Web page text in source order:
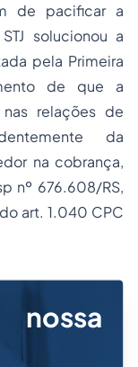
de pacificar a
solucionou a
pela Primeira
de que a
relações de
da
na cobrança,
nº 676.608/RS,
art. 1.040 CPC